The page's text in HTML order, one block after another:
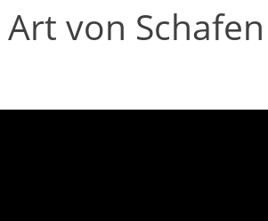
von